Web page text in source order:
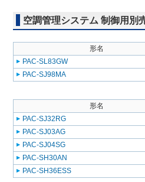
空調管理システム 制御用別
形名
PAC-SL83GW
PAC-SJ98MA
形名
PAC-SJ32RG
PAC-SJ03AG
PAC-SJ04SG
PAC-SH30AN
PAC-SH36ESS